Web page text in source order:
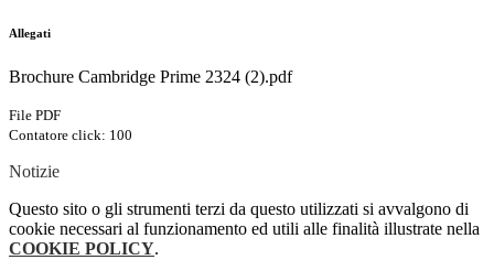
Allegati
Brochure Cambridge Prime 2324 (2).pdf
File PDF
Contatore click: 100
Notizie
Questo sito o gli strumenti terzi da questo utilizzati si avvalgono di
cookie necessari al funzionamento ed utili alle finalità illustrate nella
COOKIE POLICY.